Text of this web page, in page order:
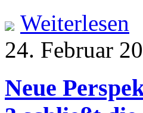
Weiterlesen
24. Februar
Neue